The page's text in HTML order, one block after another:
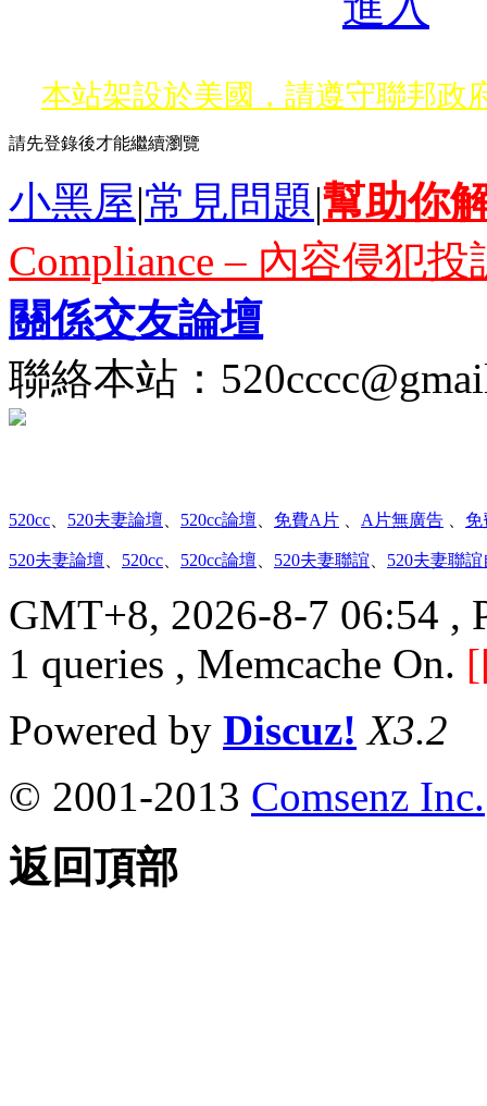
本站架設於美國，請遵守聯邦政
網路詐騙多﹗會員遇見詐騙行為
嚴禁假聯誼之名斂財詐騙或性交
請先登錄後才能繼續瀏覽
小黑屋|常見問題|幫助你
Compliance – 內容侵犯投
關係交友論壇
聯絡本站：
520cc 520夫妻論壇 520cc論壇 免費A片 A片無廣告 免
520夫妻論壇 520cc 520cc論壇 520夫妻聯誼 520夫妻聯
GMT+8, 2026-8-7 06:54 ,
1 queries , Memcache On.
Powered by Discuz! X3.2
© 2001-2013 Comsenz Inc.
返回頂部